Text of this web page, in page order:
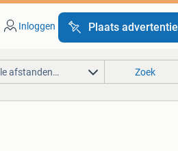
Inloggen Plaats advertentie
afstanden… Zoek